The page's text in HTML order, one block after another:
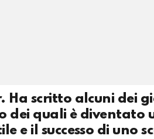
Ha scritto alcuni dei
quali è diventato
e il successo di uno